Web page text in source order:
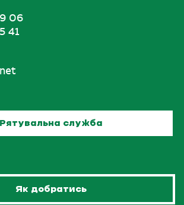
06
41
Рятувальна служба
Як добратись